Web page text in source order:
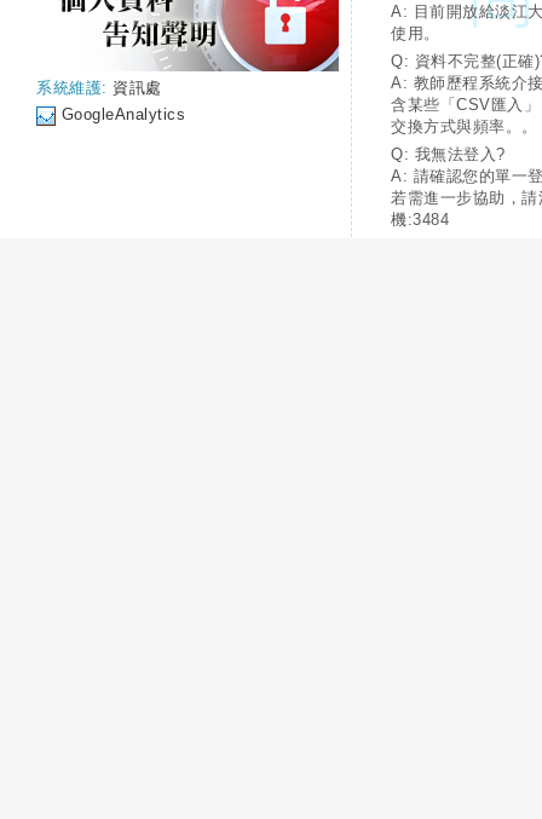
系統維護: 資訊處
GoogleAnalytics
A: 目前開放給淡江
使用。
Q: 資料不完整(正確
A: 教師歷程系統介
含某些「CSV匯入
交換方式與頻率。。
Q: 我無法登入?
A: 請確認您的單一
若需進一步協助，
機:3484